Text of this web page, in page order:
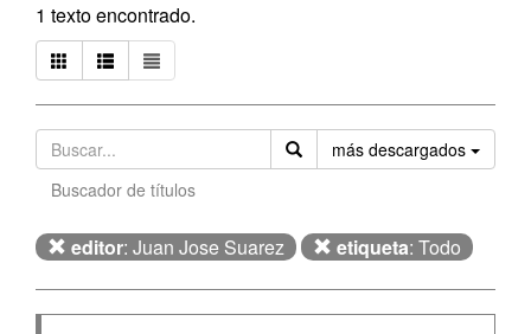
1 texto encontrado.
más descargados
Buscador de títulos
editor: Juan Jose Suarez etiqueta: Todo